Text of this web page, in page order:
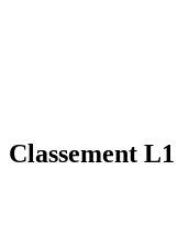
Classement L1